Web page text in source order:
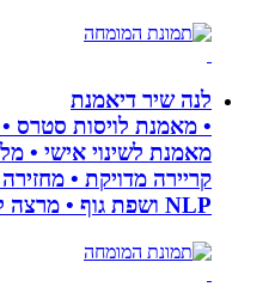
לנה שיר דיאמנת
• מאמנת לויסות סטרס •
מאמנת לשינוי אישי • מלווה
קריירה מדויקת • מחזירה